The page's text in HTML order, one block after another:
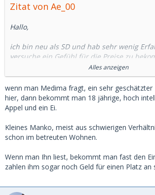
Zitat von Ae_00
Hallo,
ich bin neu als SD und hab sehr wenig
versuche ein Gefühl für die Preise zu
hier eine ungefähre Mindestsumme auf
Monat einstellen kann als SD.
Der Herr Admin hat in seinem Post "6
Sugar Daddys" geschrieben, dass man
mindestens 1000€ im Monat auszugeben,
auch weniger. Ähnliche Summen habe ich
gelesen (1000€-1500€).
allerdings schon 2-6 Jahre alt.
Gleichzeitig höre ich wie SBs nicht 1000€
pro Treffen verlangen.
Alles anzeigen
wenn man Medima fragt, ein sehr geschätzter
hier, dann bekommt man 18 jährige, hoch
Appel und ein Ei.
Kleines Manko, meist aus schwierigen
schon im betreuten Wohnen.
Wenn man Ihn liest, bekommt man fast den
zahlen ihm sogar noch Geld für einen Platz an